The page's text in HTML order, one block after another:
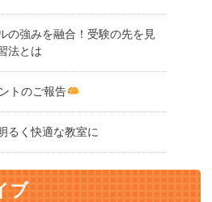
の強みを融合！受験の先を見
法とは
トのご報告
るく快適な教室に
ブ